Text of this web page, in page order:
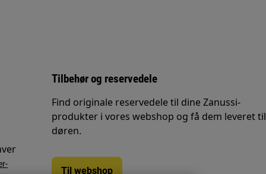
Tilbehør og reservedele
Find originale reservedele til dine Zanussi-
produkter i vores webshop og få dem leveret til
døren.
Til webshop